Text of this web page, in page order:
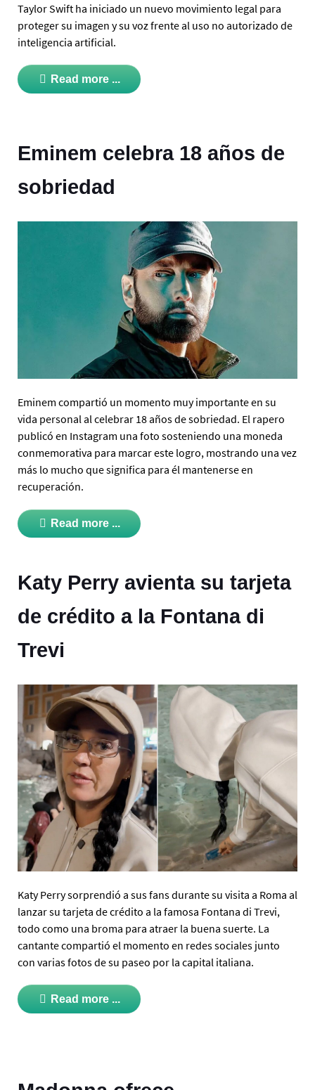
Taylor Swift ha iniciado un nuevo movimiento legal para
proteger su imagen y su voz frente al uso no autorizado de
inteligencia artificial.
Read more ...
Eminem celebra 18 años de
sobriedad
Eminem compartió un momento muy importante en su
vida personal al celebrar 18 años de sobriedad. El rapero
publicó en Instagram una foto sosteniendo una moneda
conmemorativa para marcar este logro, mostrando una vez
más lo mucho que significa para él mantenerse en
recuperación.
Read more ...
Katy Perry avienta su tarjeta
de crédito a la Fontana di
Trevi
Katy Perry sorprendió a sus fans durante su visita a Roma al
lanzar su tarjeta de crédito a la famosa Fontana di Trevi,
todo como una broma para atraer la buena suerte. La
cantante compartió el momento en redes sociales junto
con varias fotos de su paseo por la capital italiana.
Read more ...